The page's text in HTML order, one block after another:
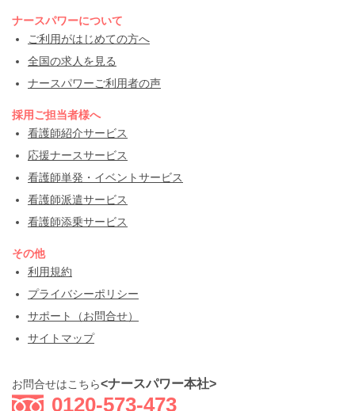
ナースパワーについて
ご利用がはじめての方へ
全国の求人を見る
ナースパワーご利用者の声
採用ご担当者様へ
看護師紹介サービス
応援ナースサービス
看護師単発・イベントサービス
看護師派遣サービス
看護師添乗サービス
その他
利用規約
プライバシーポリシー
サポート（お問合せ）
サイトマップ
お問合せはこちら<ナースパワー本社>
0120-573-473